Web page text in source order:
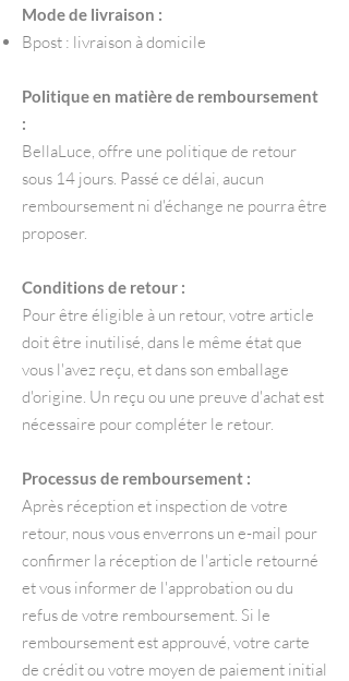
Mode de livraison :
Bpost : livraison à domicile
Politique en matière de remboursement
:
BellaLuce, offre une politique de retour
sous 14 jours. Passé ce délai, aucun
remboursement ni d'échange ne pourra être
proposer.
Conditions de retour :
Pour être éligible à un retour, votre article
doit être inutilisé, dans le même état que
vous l'avez reçu, et dans son emballage
d'origine. Un reçu ou une preuve d'achat est
nécessaire pour compléter le retour.
Processus de remboursement :
Après réception et inspection de votre
retour, nous vous enverrons un e-mail pour
confirmer la réception de l'article retourné
et vous informer de l'approbation ou du
refus de votre remboursement. Si le
remboursement est approuvé, votre carte
de crédit ou votre moyen de paiement initial